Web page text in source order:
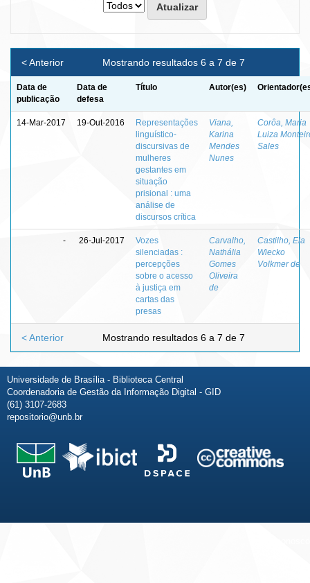
Mostrando resultados 6 a 7 de 7
< Anterior
Data de
publicação
Data de
defesa
Título Autor(es)
14-Mar-2017 19-Out-2016
Representações
linguístico-
discursivas de
mulheres
gestantes em
situação
prisional : uma
análise de
discursos crítica
Viana,
Karina
Mendes
Nunes
Corôa, Maria
Luiza
Sales
- 26-Jul-2017
Vozes
silenciadas :
percepções
sobre o acesso
à justiça em
cartas das
presas
Carvalho,
Nathália
Gomes
Oliveira
de
Castilho, Ela
Wiecko
Volkmer de
Mostrando resultados 6 a 7 de 7
< Anterior
Universidade de Brasília - Biblioteca Central
Coordenadoria de Gestão da Informação Digital - GID
(61) 3107-2683
repositorio@unb.br